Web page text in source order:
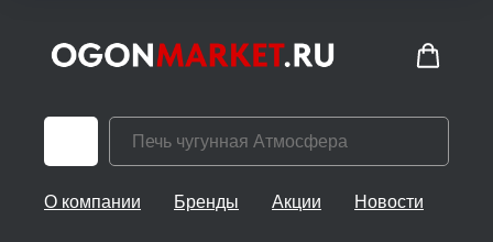
О компании Бренды Акции Новости